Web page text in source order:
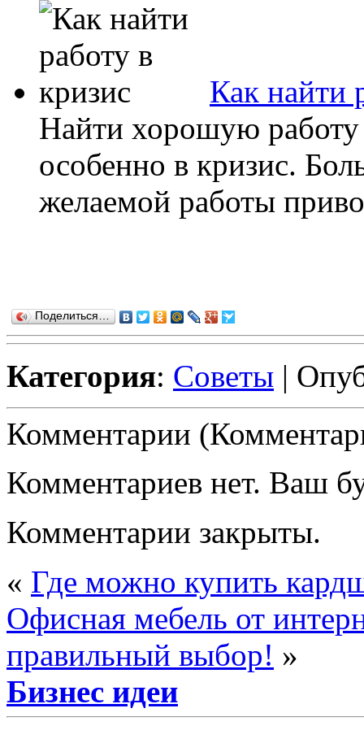
Как найти
Найти хорошую работу
особенно в кризис.
желаемой работы
Поделиться…
Категория: Советы |
Комментарии
Комментариев нет. Ваш
Комментарии закрыты.
« Где можно купить
Офисная мебель от
правильный выбор! »
Бизнес идеи